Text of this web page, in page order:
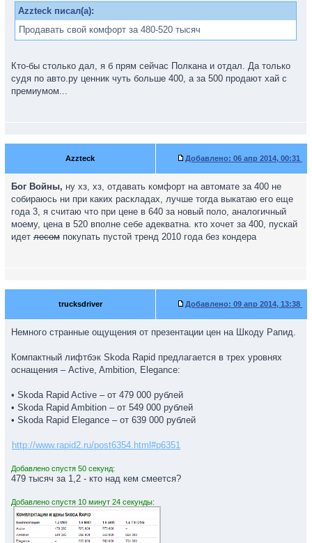
Azzteck писал(а):
Продавать свой комфорт за 480-520 тысяч
Кто-бы столько дал, я б прям сейчас Полкана и отдал. Да только
судя по авто.ру ценник чуть больше 400, а за 500 продают хай с
премиумом...
Azzteck Добавлено: 06 апр 2014, 00:31
Бог Войны, ну хз, хз, отдавать комфорт на автомате за 400 не
собираюсь ни при каких раскладах, лучше тогда выкатаю его еще
года 3, я считаю что при цене в 640 за новый поло, аналогичный
моему, цена в 520 вполне себе адекватна. кто хочет за 400, пускай
идет лесом покупать пустой тренд 2010 года без кондера
trucksdriver Добавлено: 09 апр 2014, 13:38
Немного странные ощущения от презентации цен на Шкоду Рапид.
Компактный лифтбэк Skoda Rapid предлагается в трех уровнях
оснащения – Active, Ambition, Elegance:
• Skoda Rapid Active – от 479 000 рублей
• Skoda Rapid Ambition – от 549 000 рублей
• Skoda Rapid Elegance – от 639 000 рублей
http://www.rapid2.ru/post6354.html#p6351
Добавлено спустя 50 секунд:
479 тысяч за 1,2 - кто над кем смеется?
Добавлено спустя 10 минут 24 секунды: